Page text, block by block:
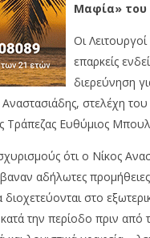
Μαφία» του
Οι
επαρκείς
διερεύνηση
στελέχη
Τράπεζας Ευθύμιος
ότι ο Νίκος
αδήλωτες
στο
την περίοδο πριν από